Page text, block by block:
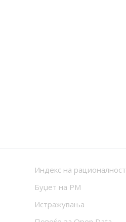
Индекс на рационалност
Буџет на РМ
Истражувања